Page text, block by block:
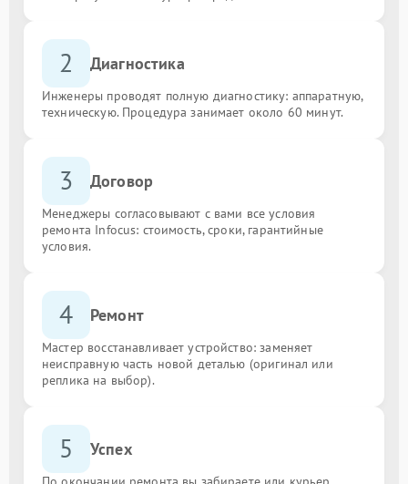
2 Диагностика
Инженеры проводят полную диагностику: аппаратную,
техническую. Процедура занимает около 60 минут.
3 Договор
Менеджеры согласовывают с вами все условия
ремонта Infocus: стоимость, сроки, гарантийные
условия.
4 Ремонт
Мастер восстанавливает устройство: заменяет
неисправную часть новой деталью (оригинал или
реплика на выбор).
5 Успех